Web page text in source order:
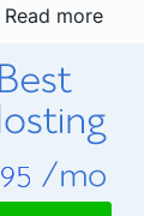
Read more